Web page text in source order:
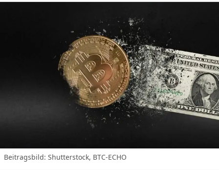
Beitragsbild: Shutterstock, BTC-ECHO